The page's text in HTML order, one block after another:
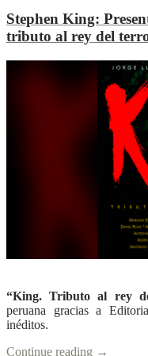
Stephen King:
tributo al rey del
“King. Tributo al rey
peruana
gracias a
inéditos.
Continue reading →